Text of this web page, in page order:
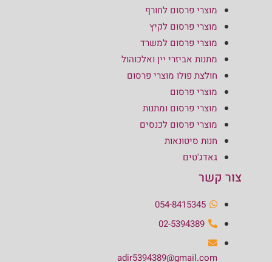
מוצרי פרסום לחורף
מוצרי פרסום לקיץ
מוצרי פרסום למשרד
מתנות אביזרי יין ואלכוהול
חולצת פולו מוצרי פרסום
מוצרי פרסום
מוצרי פרסום ומתנות
מוצרי פרסום לכנסים
חנות סיטונאות
גאדג'טים
צור קשר
054-8415345
02-5394389
adir5394389@gmail.com